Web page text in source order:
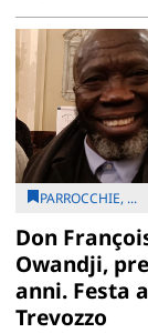
PARROCCHIE, ...
Don
Owandji,
anni. Festa a
Trevozzo